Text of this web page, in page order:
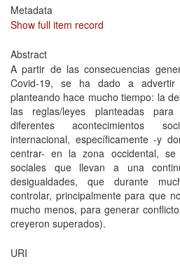
Metadata
Show full item record
Abstract
A partir de las consecuencias
Covid-19, se ha dado a
planteando hace mucho tiempo: la
las reglas/leyes planteadas
diferentes acontecimientos
internacional, específicamente -y
centrar- en la zona occidental, se
sociales que llevan a una
desigualdades, que durante
controlar, principalmente para que
mucho menos, para generar
creyeron superados).
URI